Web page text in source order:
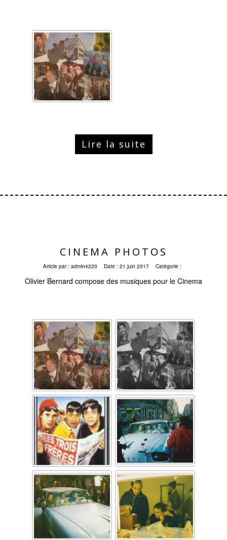
Lire la suite
CINEMA PHOTOS
Article par : admin4220 Date : 21 juin 2017 Catégorie :
Olivier Bernard compose des musiques pour le Cinema